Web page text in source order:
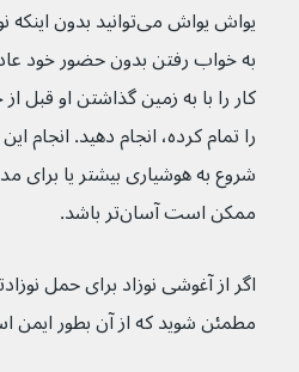
یواش یواش می‌توانید
کار را با به زمین گذاشتن او قبل
را تمام کرده، انجام دهید. انجام
ممکن است آسان‌تر باشد.
اگر از آغوشی نوزاد برای حمل
مطمئن شوید که از آن بطور ایمن